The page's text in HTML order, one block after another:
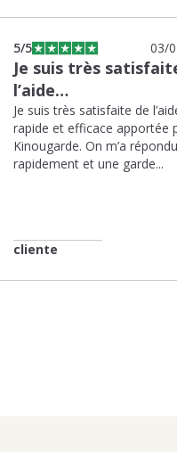
5/5 03/
Je suis très
l’aide…
Je suis très satisfaite de
rapide et efficace apportée
Kinougarde. On m’a
rapidement et une garde...
cliente